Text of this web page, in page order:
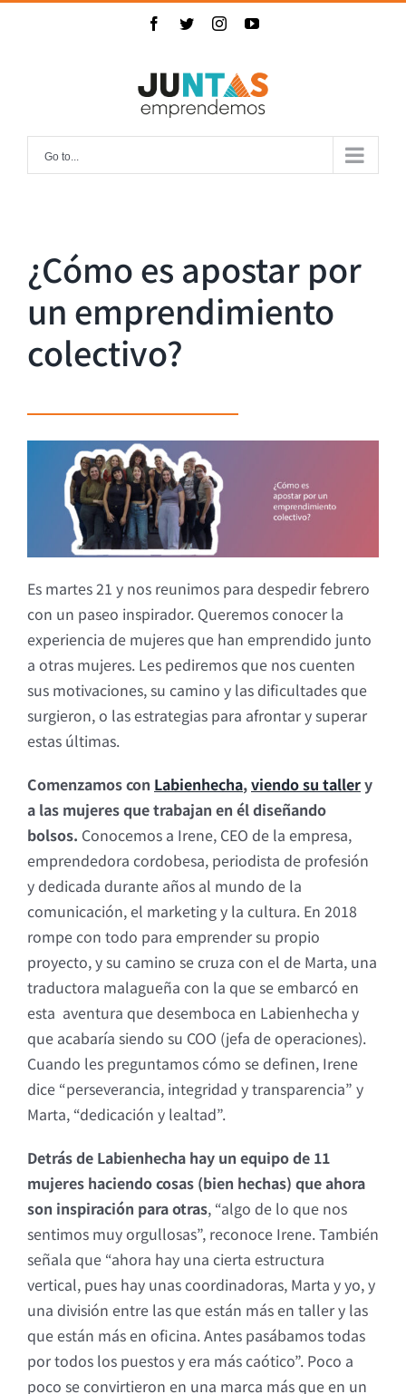
Facebook
TwitterInstagramYouTube
Go to...
¿Cómo es apostar por
un emprendimiento
colectivo?
Es martes 21 y nos reunimos para despedir febrero
con un paseo inspirador. Queremos conocer la
experiencia de mujeres que han emprendido junto
a otras mujeres. Les pediremos que nos cuenten
sus motivaciones, su camino y las dificultades que
surgieron, o las estrategias para afrontar y superar
estas últimas.
Comenzamos con Labienhecha,viendo su tallery
a las mujeres que trabajan en él diseñando
bolsos. Conocemos a Irene, CEO de la empresa,
emprendedora cordobesa, periodista de profesión
y dedicada durante años al mundo de la
comunicación, el marketing y la cultura. En 2018
rompe con todo para emprender su propio
proyecto, y su camino se cruza con el de Marta, una
traductora malagueña con la que se embarcó en
esta aventura que desemboca en Labienhecha y
que acabaría siendo su COO (jefa de operaciones).
Cuando les preguntamos cómo se definen, Irene
dice “perseverancia, integridad y transparencia” y
Marta, “dedicación y lealtad”.
Detrás de Labienhecha hay un equipo de 11
mujeres haciendo cosas (bien hechas) que ahora
son inspiración para otras, “algo de lo que nos
sentimos muy orgullosas”, reconoce Irene. También
señala que “ahora hay una cierta estructura
vertical, pues hay unas coordinadoras, Marta y yo, y
una división entre las que están más en taller y las
que están más en oficina. Antes pasábamos todas
por todos los puestos y era más caótico”. Poco a
poco se convirtieron en una marca más que en un